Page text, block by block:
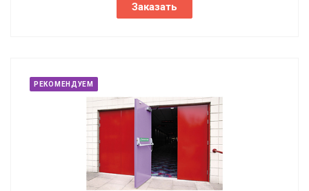
Заказать
РЕКОМЕНДУЕМ